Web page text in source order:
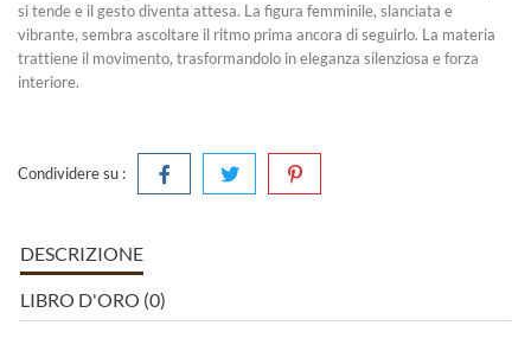
si tende e il gesto diventa attesa. La figura femminile, slanciata e
vibrante, sembra ascoltare il ritmo prima ancora di seguirlo. La materia
trattiene il movimento, trasformandolo in eleganza silenziosa e forza
interiore.
Condividere su :
DESCRIZIONE
LIBRO D'ORO (0)